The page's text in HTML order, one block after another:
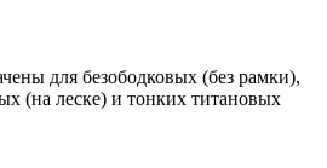
для безободковых (без рамки),
(на леске) и тонких титановых